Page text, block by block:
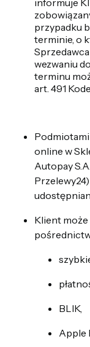
przypadku
terminie, o
wezwaniu
terminu
art. 491
Podmiotami
online w
Autopay
Klient może
BLIK,
Apple